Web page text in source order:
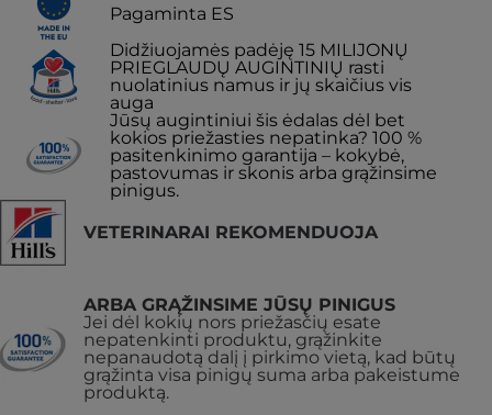
Pagaminta ES
Didžiuojamės padėję 15 MILIJONŲ
PRIEGLAUDŲ AUGINTINIŲ rasti
nuolatinius namus ir jų skaičius vis
auga
Jūsų augintiniui šis ėdalas dėl bet
kokios priežasties nepatinka? 100 %
pasitenkinimo garantija – kokybė,
pastovumas ir skonis arba grąžinsime
pinigus.
VETERINARAI REKOMENDUOJA
ARBA GRĄŽINSIME JŪSŲ PINIGUS
Jei dėl kokių nors priežasčių esate
nepatenkinti produktu, grąžinkite
nepanaudotą dalį į pirkimo vietą, kad būtų
grąžinta visa pinigų suma arba pakeistume
produktą.